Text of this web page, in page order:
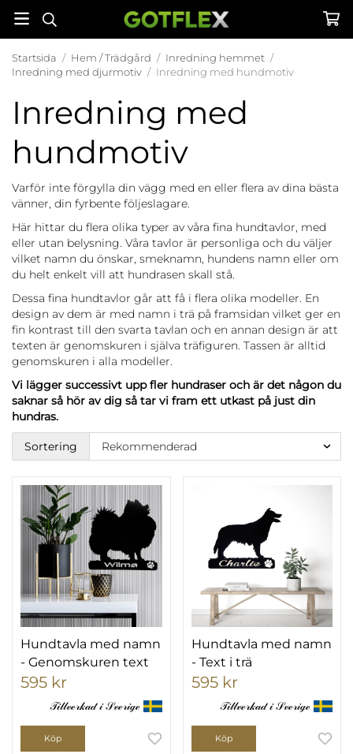
Startsida / Hem / Trädgård / Inredning hemmet /
Inredning med djurmotiv / Inredning med hundmotiv
Inredning med
hundmotiv
Varför inte förgylla din vägg med en eller flera av dina bästa
vänner, din fyrbente följeslagare.
Här hittar du flera olika typer av våra fina hundtavlor, med
eller utan belysning. Våra tavlor är personliga och du väljer
vilket namn du önskar, smeknamn, hundens namn eller om
du helt enkelt vill att hundrasen skall stå.
Dessa fina hundtavlor går att få i flera olika modeller. En
design av dem är med namn i trä på framsidan vilket ger en
fin kontrast till den svarta tavlan och en annan design är att
texten är genomskuren i själva träfiguren. Tassen är alltid
genomskuren i alla modeller.
Vi lägger successivt upp fler hundraser och är det någon du
saknar så hör av dig så tar vi fram ett utkast på just din
hundras.
Sortering
Hundtavla med namn
- Genomskuren text
595 kr
𝒯𝒾𝓁𝓁𝓋ℯ𝓇𝓀𝒶𝒹 𝒾 𝒮𝓋ℯ𝓇𝒾ℊℯ
Köp
Hundtavla med namn
- Text i trä
595 kr
𝒯𝒾𝓁𝓁𝓋ℯ𝓇𝓀𝒶𝒹 𝒾 𝒮𝓋ℯ𝓇𝒾ℊℯ
Köp